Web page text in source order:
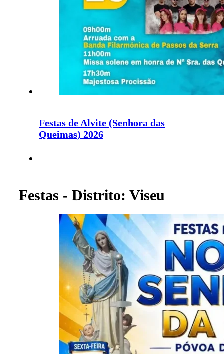
Festas de Alvite (Senhora das
Queimas) 2026
Festas - Distrito: Viseu